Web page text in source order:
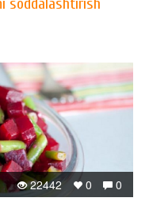
0
0
22442